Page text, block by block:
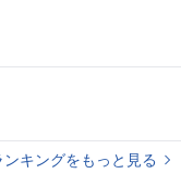
キングをもっと見る